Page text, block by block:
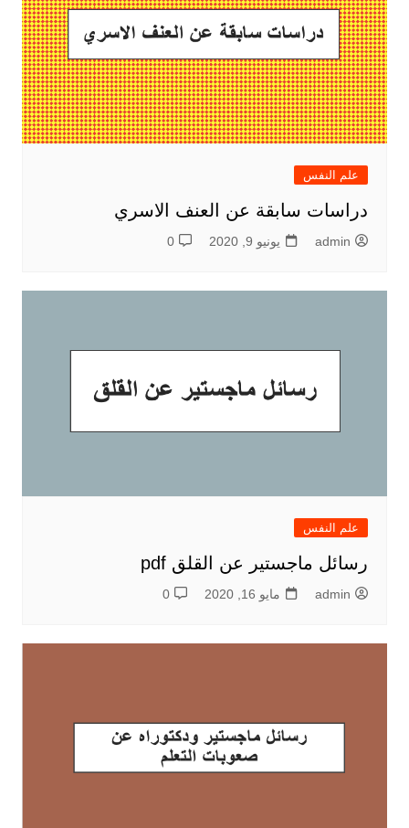
علم النفس
دراسات سابقة عن العنف الاسري
admin يونيو 9, 2020 0
علم النفس
رسائل ماجستير عن القلق pdf
admin مايو 16, 2020 0